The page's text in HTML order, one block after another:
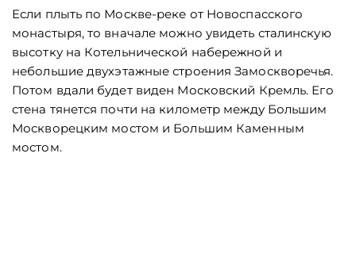
Если плыть по Москве-реке от Новоспасского
монастыря, то вначале можно увидеть сталинскую
высотку на Котельнической набережной и
небольшие двухэтажные строения Замоскворечья.
Потом вдали будет виден Московский Кремль. Его
стена тянется почти на километр между Большим
Москворецким мостом и Большим Каменным
мостом.